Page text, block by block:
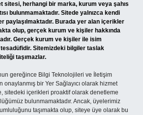
sitesi, herhangi bir marka, kurum veya şahıs
bulunmamaktadır. Sitede yalnızca kendi
paylaşılmaktadır. Burada yer alan içerikler
olup, gerçek kurum ve kişiler hakkında
Gerçek kurum ve kişiler ile isim
Sitemizdeki bilgiler taslak
taşımazlar.
gereğince Bilgi Teknolojileri ve İletişim
onaylanmış bir Yer Sağlayıcı olarak hizmet
sitedeki içerikleri proaktif olarak denetleme
bulunmamaktadır. Ancak, üyelerimiz
taşımakta olup, siteye üye olarak bu